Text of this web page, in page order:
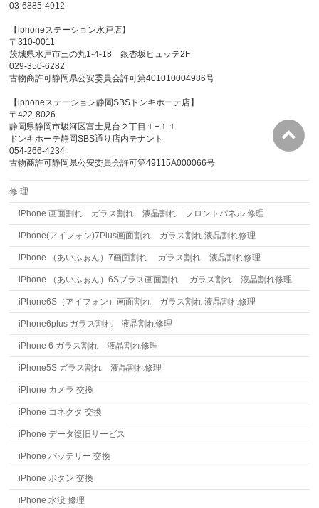
03-6885-4912
【iphoneステーション水戸店】
〒310-0011
茨城県水戸市三の丸1-4-18 銀杏坂ヒュッテ2F
029-350-6282
古物商許可静岡県公安委員会許可第401010004986号
【iphoneステーション静岡SBSドンキホーテ店】
〒422-8026
静岡県静岡市駿河区富士見台２丁目１−１１
ドンキホーテ静岡SBS通り店内テナント
054-266-4234
古物商許可静岡県公安委員会許可第49115A000066号
修 理
iPhone 画面割れ ガラス割れ 液晶割れ フロントパネル 修理
iPhone(アイフォン)7Plus画面割れ ガラス割れ 液晶割れ修理
iPhone （あいふぉん）7画面割れ ガラス割れ 液晶割れ修理
iPhone （あいふぉん）6Sプラス画面割れ ガラス割れ 液晶割れ修理
iPhone6S（アイフォン）画面割れ ガラス割れ 液晶割れ修理
iPhone6plus ガラス割れ 液晶割れ修理
iPhone 6 ガラス割れ 液晶割れ修理
iPhone5S ガラス割れ 液晶割れ修理
iPhone カメラ 交換
iPhone コネクタ 交換
iPhone データ復旧サービス
iPhone バッテリー 交換
iPhone ボタン 交換
iPhone 水没 修理